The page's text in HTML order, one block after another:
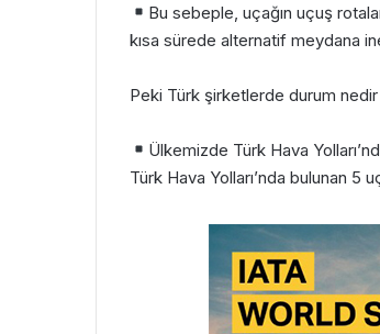
Bu sebeple, uçağın uçuş
kısa sürede alternatif meydana
Peki Türk şirketlerde durum nedir
Ülkemizde Türk Hava
Türk Hava Yolları’nda bulunan 5